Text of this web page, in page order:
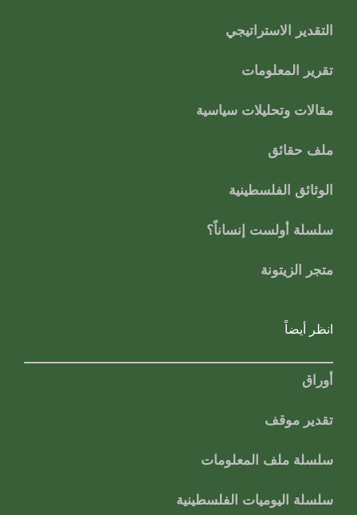
التقدير الاستراتيجي
تقرير المعلومات
مقالات وتحليلات سياسية
ملف حقائق
الوثائق الفلسطينية
سلسلة أولست إنساناً؟
متجر الزيتونة
انظر أيضاً
أوراق
تقدير موقف
سلسلة ملف المعلومات
سلسلة اليوميات الفلسطينية